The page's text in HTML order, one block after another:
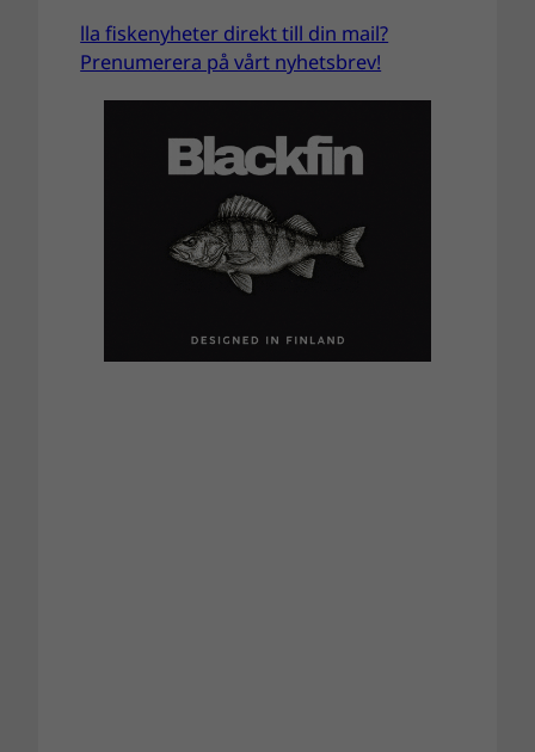
lla fiskenyheter direkt till din mail?
Prenumerera på vårt nyhetsbrev!